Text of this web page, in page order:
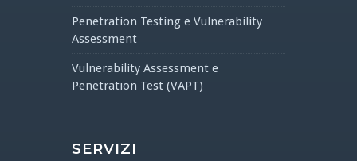
Penetration Testing e Vulnerability
Assessment
Vulnerability Assessment e
Penetration Test (VAPT)
SERVIZI